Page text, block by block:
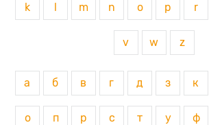
k m n o p r
v w z
а б в г д з к
о п р с т у ф